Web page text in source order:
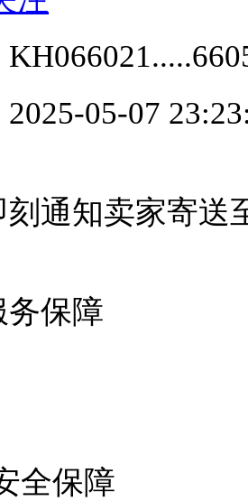
2025-05-07
刻通知卖家寄送
务保障
全保障